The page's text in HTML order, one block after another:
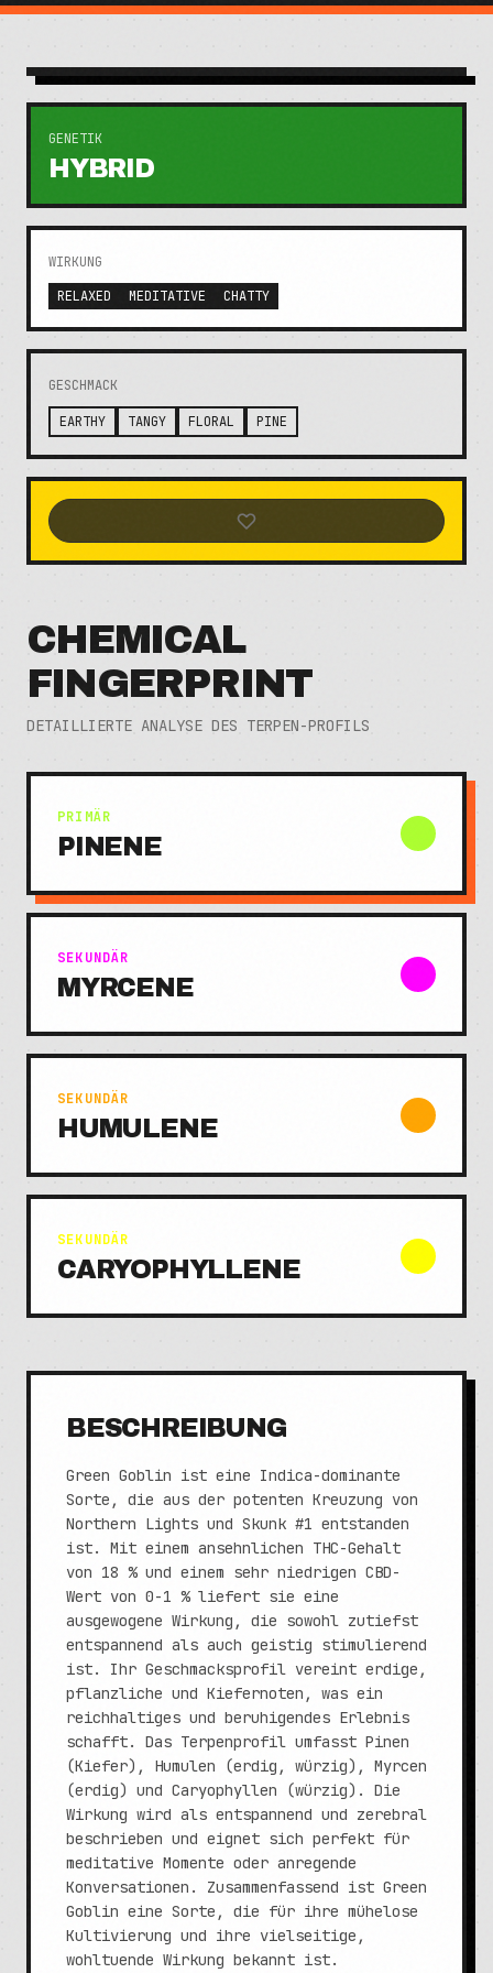
GENETIK
HYBRID
WIRKUNG
RELAXED
MEDITATIVE CHATTY
GESCHMACK
EARTHY TANGY FLORAL PINE
CHEMICAL
FINGERPRINT
DETAILLIERTE ANALYSE DES TERPEN-PROFILS
PRIMÄR
PINENE
SEKUNDÄR
MYRCENE
SEKUNDÄR
HUMULENE
SEKUNDÄR
CARYOPHYLLENE
BESCHREIBUNG
Green Goblin ist eine Indica-dominante
Sorte, die aus der potenten Kreuzung von
Northern Lights und Skunk #1 entstanden
ist. Mit einem ansehnlichen THC-Gehalt
von 18 % und einem sehr niedrigen CBD-
Wert von 0-1 % liefert sie eine
ausgewogene Wirkung, die sowohl zutiefst
entspannend als auch geistig stimulierend
ist. Ihr Geschmacksprofil vereint erdige,
pflanzliche und Kiefernoten, was ein
reichhaltiges und beruhigendes Erlebnis
schafft. Das Terpenprofil umfasst Pinen
(Kiefer), Humulen (erdig, würzig), Myrcen
(erdig) und Caryophyllen (würzig). Die
Wirkung wird als entspannend und zerebral
beschrieben und eignet sich perfekt für
meditative Momente oder anregende
Konversationen. Zusammenfassend ist Green
Goblin eine Sorte, die für ihre mühelose
Kultivierung und ihre vielseitige,
wohltuende Wirkung bekannt ist.